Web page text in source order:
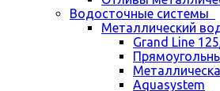
Водосточные системы
Металлический
Grand Line
Aquasystem